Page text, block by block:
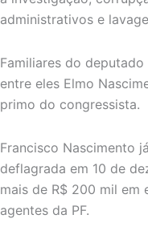
administrativos e
Familiares do
entre eles Elmo
primo do congressista.
Francisco Nascimento
deflagrada em 10 de
mais de R$ 200 mil em
agentes da PF.